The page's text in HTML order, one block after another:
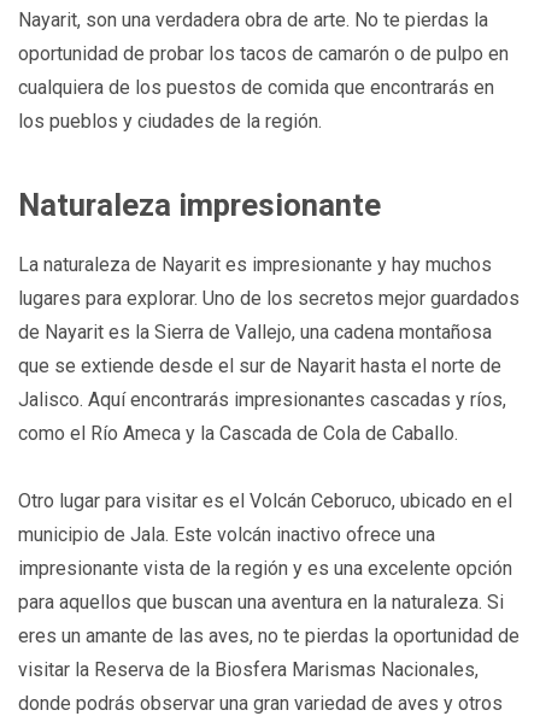
Nayarit, son una verdadera obra de arte. No te pierdas la
oportunidad de probar los tacos de camarón o de pulpo en
cualquiera de los puestos de comida que encontrarás en
los pueblos y ciudades de la región.
Naturaleza impresionante
La naturaleza de Nayarit es impresionante y hay muchos
lugares para explorar. Uno de los secretos mejor guardados
de Nayarit es la Sierra de Vallejo, una cadena montañosa
que se extiende desde el sur de Nayarit hasta el norte de
Jalisco. Aquí encontrarás impresionantes cascadas y ríos,
como el Río Ameca y la Cascada de Cola de Caballo.
Otro lugar para visitar es el Volcán Ceboruco, ubicado en el
municipio de Jala. Este volcán inactivo ofrece una
impresionante vista de la región y es una excelente opción
para aquellos que buscan una aventura en la naturaleza. Si
eres un amante de las aves, no te pierdas la oportunidad de
visitar la Reserva de la Biosfera Marismas Nacionales,
donde podrás observar una gran variedad de aves y otros